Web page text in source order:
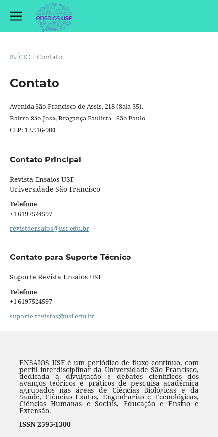
INÍCIO / Contato
Contato
Avenida São Francisco de Assis, 218 (Sala 35).
Bairro São José, Bragança Paulista - São Paulo
CEP: 12.916-900
Contato Principal
Revista Ensaios USF
Universidade São Francisco
Telefone
+1 6197524597‬
revistaensaios@usf.edu.br
Contato para Suporte Técnico
Suporte Revista Ensaios USF
Telefone
+1 6197524597‬
suporte.revistas@usf.edu.br
ENSAIOS USF é um periódico de fluxo contínuo, com
perfil interdisciplinar da Universidade São Francisco,
dedicada à divulgação e debates científicos dos
avanços teóricos e práticos de pesquisa acadêmica
agrupados nas áreas de Ciências Biológicas e da
Saúde, Ciências Exatas, Engenharias e Tecnológicas,
Ciências Humanas e Sociais, Educação e Ensino e
Extensão.
ISSN 2595-1300